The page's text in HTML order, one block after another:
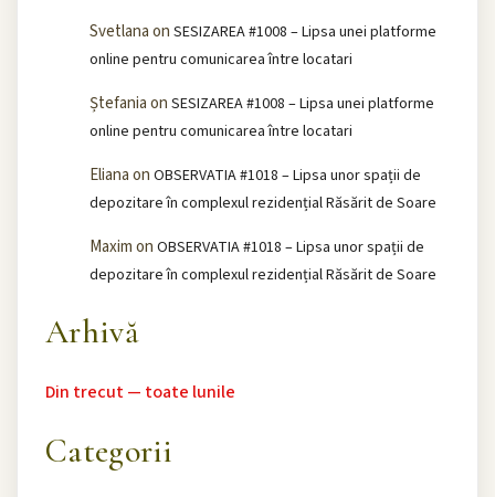
Svetlanaon SESIZAREA #1008 – Lipsa unei platforme
online pentru comunicarea între locatari
Ștefaniaon SESIZAREA #1008 – Lipsa unei platforme
online pentru comunicarea între locatari
Elianaon OBSERVATIA #1018 – Lipsa unor spații de
depozitare în complexul rezidențial Răsărit de Soare
Maximon OBSERVATIA #1018 – Lipsa unor spații de
depozitare în complexul rezidențial Răsărit de Soare
Arhivă
Din trecut — toate lunile
Categorii